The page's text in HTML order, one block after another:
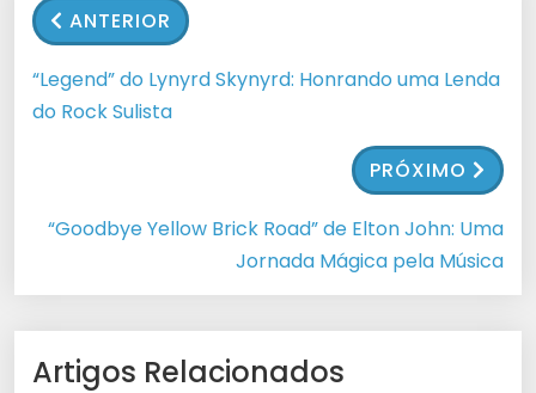
ANTERIOR
“Legend” do Lynyrd Skynyrd: Honrando uma Lenda
do Rock Sulista
PRÓXIMO
“Goodbye Yellow Brick Road” de Elton John: Uma
Jornada Mágica pela Música
Artigos Relacionados